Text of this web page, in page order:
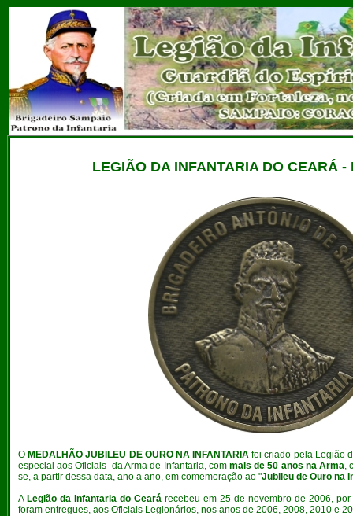
LEGIÃO DA INFANTARIA DO CEARÁ
O MEDALHÃO JUBILEU DE OURO NA INFANTARIAfoi criado pela Legião
especial aos Oficiais da Arma de Infantaria, com mais de 50 anos na Arma,
se, a partir dessa data, ano a ano, em comemoração ao "Jubileu de Ouro na
A Legião da Infantaria do Ceará recebeu em 25 de novembro de 2006,
foram entregues, aos Oficiais Legionários, nos anos de 2006, 2008, 2010 e